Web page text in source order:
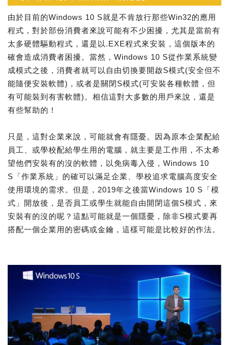
由於目前的Windows 10 S就是不肯放行那些Win32的應用
程式，對於部份消費者來說可能有不少困擾，尤其是當前有
太多硬體驅動程式，還是以.EXE程式來安裝，這個版本的
確會造成消費者困擾。當然，Windows 10 S從作業系統變
成模式之後，消費者就可以自由切換要開啟S模式(安全但不
能隨便安裝軟體)，或者是關閉S模式(可安裝各種軟體，但
有可能裝到有害軟體)。相信這對大多數的用戶來說，還是
有些幫助的！
只是，這對企業來說，可能就會有隱憂。因為原本企業配給
員工、或學校配給學生用的電腦，就主要是工作用，不太希
望他們安裝有的沒的軟體，以免病毒入侵，Windows 10
S「作業系統」的確可以滿足企業、學校追求電腦高度安全
使用環境的需求。但是，2019年之後當Windows 10 S「模
式」開放後，是否員工或學生就能自由開閉這個S模式，來
安裝有的沒的呢？這點可能就是一個隱憂，除非S模式要再
搭配一個企業用的密碼或金鑰，這樣可能是比較好的作法。